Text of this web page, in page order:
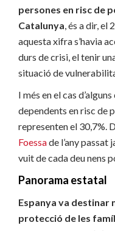
persones en risc de
Catalunya, és a dir, el
aquesta xifra s’havia
durs de crisi, el tenir
situació de
I més en el cas
dependents en risc de
representen el 30,7%.
Foessade l’any passat
vuit de cada deu nens
Panorama estatal
Espanya va destinar
protecció de les